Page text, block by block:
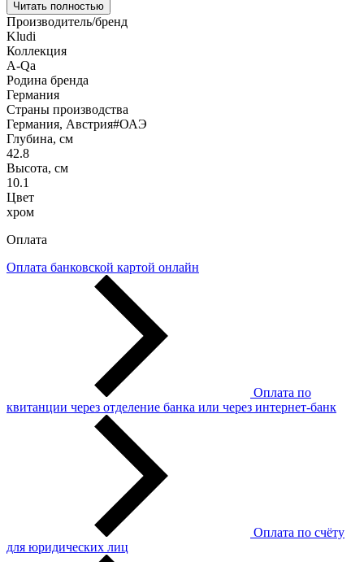
Читать полностью
Производитель/бренд
Kludi
Коллекция
A-Qa
Родина бренда
Германия
Страны производства
Германия, Австрия#ОАЭ
Глубина, см
42.8
Высота, см
10.1
Цвет
хром
Оплата
Оплата банковской картой онлайн
Оплата по
квитанции через отделение банка или через интернет-банк
Оплата по счёту
для юридических лиц